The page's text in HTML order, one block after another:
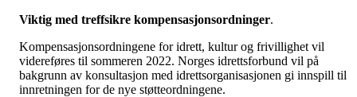
Viktig med treffsikre kompensasjonsordninger.
Kompensasjonsordningene for idrett, kultur og frivillighet vil
videreføres til sommeren 2022. Norges idrettsforbund vil på
bakgrunn av konsultasjon med idrettsorganisasjonen gi innspill til
innretningen for de nye støtteordningene.